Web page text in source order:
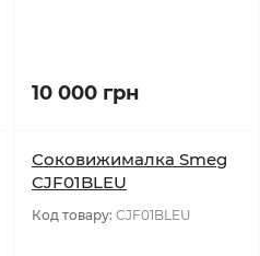
10 000 грн
Соковижималка Smeg
CJF01BLEU
Код товару: CJF01BLEU